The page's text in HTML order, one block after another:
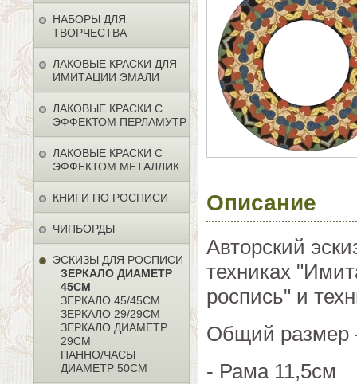
НАБОРЫ ДЛЯ
ТВОРЧЕСТВА
ЛАКОВЫЕ КРАСКИ ДЛЯ
ИМИТАЦИИ ЭМАЛИ
ЛАКОВЫЕ КРАСКИ С
ЭФФЕКТОМ ПЕРЛАМУТР
ЛАКОВЫЕ КРАСКИ С
ЭФФЕКТОМ МЕТАЛЛИК
КНИГИ ПО РОСПИСИ
ЧИПБОРДЫ
ЭСКИЗЫ ДЛЯ РОСПИСИ
ЗЕРКАЛО ДИАМЕТР
45СМ
ЗЕРКАЛО 45/45СМ
ЗЕРКАЛО 29/29СМ
ЗЕРКАЛО ДИАМЕТР
29СМ
ПАННО/ЧАСЫ
ДИАМЕТР 50СМ
Описание
Авторский
техниках
роспись" и
Общий размер
- Рама 11,5см